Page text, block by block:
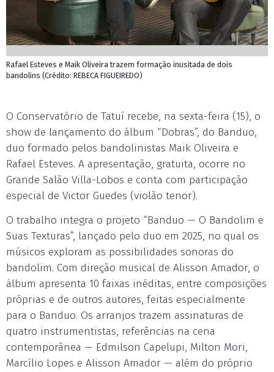
Rafael Esteves e Maik Oliveira trazem formação inusitada de dois
bandolins (Crédito: REBECA FIGUEIREDO)
O Conservatório de Tatuí recebe, na sexta-feira (15), o
show de lançamento do álbum “Dobras”, do Banduo,
duo formado pelos bandolinistas Maik Oliveira e
Rafael Esteves. A apresentação, gratuita, ocorre no
Grande Salão Villa-Lobos e conta com participação
especial de Victor Guedes (violão tenor).
O trabalho integra o projeto “Banduo — O Bandolim e
Suas Texturas”, lançado pelo duo em 2025, no qual os
músicos exploram as possibilidades sonoras do
bandolim. Com direção musical de Alisson Amador, o
álbum apresenta 10 faixas inéditas, entre composições
próprias e de outros autores, feitas especialmente
para o Banduo. Os arranjos trazem assinaturas de
quatro instrumentistas, referências na cena
contemporânea — Edmilson Capelupi, Milton Mori,
Marcílio Lopes e Alisson Amador — além do próprio